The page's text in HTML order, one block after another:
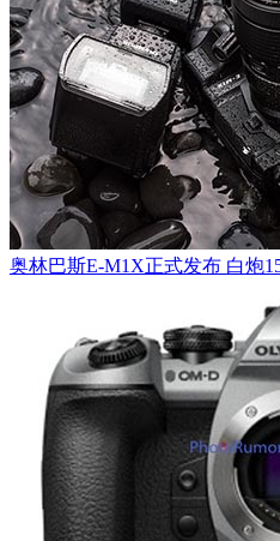
奥林巴斯E-M1X正式发布 白炮